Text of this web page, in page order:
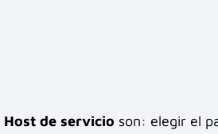
Host de servicio son: elegir el